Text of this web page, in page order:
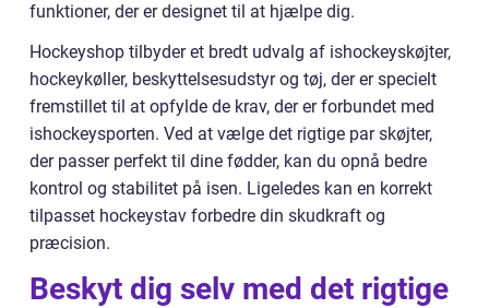
funktioner, der er designet til at hjælpe dig.
Hockeyshop tilbyder et bredt udvalg af ishockeyskøjter,
hockeykøller, beskyttelsesudstyr og tøj, der er specielt
fremstillet til at opfylde de krav, der er forbundet med
ishockeysporten. Ved at vælge det rigtige par skøjter,
der passer perfekt til dine fødder, kan du opnå bedre
kontrol og stabilitet på isen. Ligeledes kan en korrekt
tilpasset hockeystav forbedre din skudkraft og
præcision.
Beskyt dig selv med det rigtige